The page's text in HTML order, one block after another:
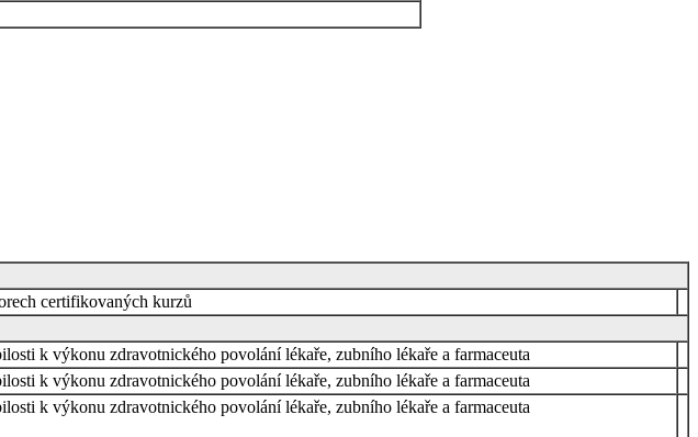
certifikovaných kurzů
k výkonu zdravotnického povolání lékaře, zubního lékaře a farmaceuta
k výkonu zdravotnického povolání lékaře, zubního lékaře a farmaceuta
k výkonu zdravotnického povolání lékaře, zubního lékaře a farmaceuta